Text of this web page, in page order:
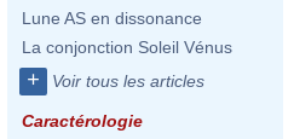
Lune AS en dissonance
La conjonction Soleil Vénus
+ Voir tous les articles
Caractérologie